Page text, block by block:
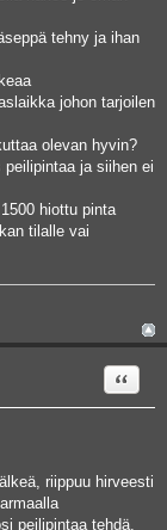
tehny ja ihan
johon tarjoilen
olevan hyvin?
ja siihen ei
hiottu pinta
tilalle vai
Quote
riippuu hirveesti
peilipintaa tehdä.